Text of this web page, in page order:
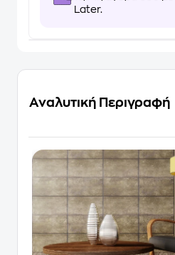
Later.
Αναλυτική Περιγραφή